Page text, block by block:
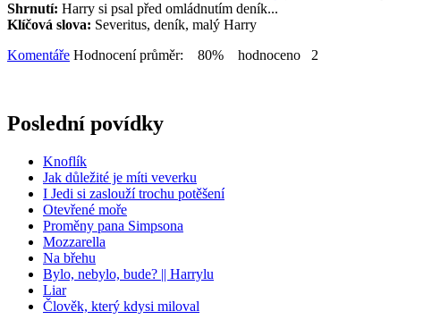
Shrnutí: Harry si psal před omládnutím deník...
Klíčová slova: Severitus, deník, malý Harry
Komentáře Hodnocení průměr: 80% hodnoceno 2
Poslední povídky
Knoflík
Jak důležité je míti veverku
I Jedi si zaslouží trochu potěšení
Otevřené moře
Proměny pana Simpsona
Mozzarella
Na břehu
Bylo, nebylo, bude? || Harrylu
Liar
Člověk, který kdysi miloval